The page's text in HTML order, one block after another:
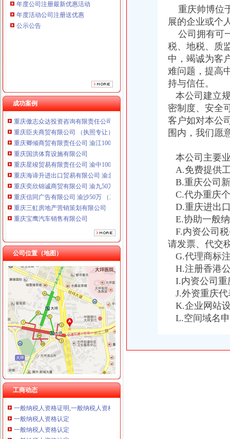
本站导航年度公司注册最新优惠活动
年度活动公司注册送优惠
公示公告
成功案例
重庆鸽牌电线电缆有限公司 渝北10010万 (进出口权)
重庆傲志众达投资咨询有限责任公司 渝九1000万 （增资）
重庆臣夫商贸有限公司 （执照专让）
重庆卿倾商贸有限责任公司 渝江100万 （工商注册）
重庆国洪体育设施有限公司
重庆星竣贸易有限责任公司 渝中100万 （进出口权）
重庆海谛升进出口贸易有限公司 渝北100万 （进出口权）
重庆奕欣锦诚商贸有限公司 渝九50万 （工商注册）
重庆信同广告有限公司 渝沙50万 （工商注册）
重庆三虹房地产营销策划有限公司
重庆宝鹰汽车销售有限公司
重庆鸽牌电线电缆有限公司 渝北10010万 (进出口权)
重庆傲志众达投资咨询有限责任公司 渝九1000万 （增资）
重庆臣夫商贸有限公司 （执照专让）
重庆卿倾商贸有限责任公司 渝江100万 （工商注册）
重庆国洪体育设施有限公司
重庆星竣贸易有限责任公司 渝中100万 （进出口权）
重庆海谛升进出口贸易有限公司 渝北100万 （进出口权）
重庆奕欣锦诚商贸有限公司 渝九50万 （工商注册）
重庆信同广告有限公司 渝沙50万 （工商注册）
重庆三虹房地产营销策划有限公司
重庆宝鹰汽车销售有限公司
公司位置（地图）
工商动态
一般纳税人资格证
昆山转型：增值税一般纳税人资格试点周年考_国内财经_财经频道_全
一般纳税人资格的申请
一般纳税人资格证书-搜百科
山东国税门户网站一般纳税人资格查询
三证合一后,一般纳税人资格登记还提供税务登记证吗_中华会计网校_
一般纳税人资格证
一般纳税人资格证书-搜百科
增值税一般纳税人资格登记
一般纳税人资格登记
一般纳税人资格查询|广东省国家税务局（新版）
一般纳税人资格查询
一般纳税人资格证明,一般纳税人资格证书？
一般纳税人资格认定
一般纳税人资格认定
一般纳税人资格认定
重庆帅博位
展的企业或个
公司拥有可
税、地税、质
中，竭诚为客
难问题，提高
持与信任。
本公司建立
密制度、安全
客户如对本公
围内，我们愿
本公司主要
A.免费提供
B.重庆公司
C.代办重庆
D.重庆进出
E.协助一般
F.内资公司
请发票、代交
G.代理商标
H.注册香港
I.内资公司重
J.外资重庆代
K.企业网站
L.空间域名